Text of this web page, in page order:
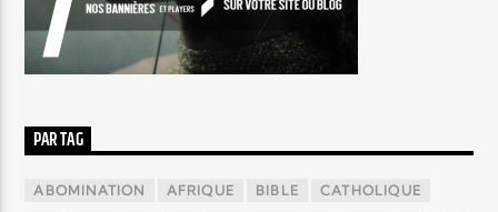
PAR TAG
ABOMINATION AFRIQUE BIBLE CATHOLIQUE